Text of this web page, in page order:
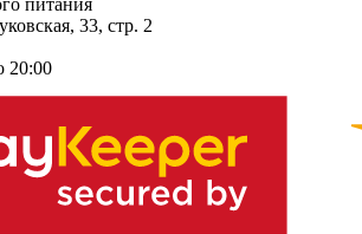
питания
33, стр. 2
20:00